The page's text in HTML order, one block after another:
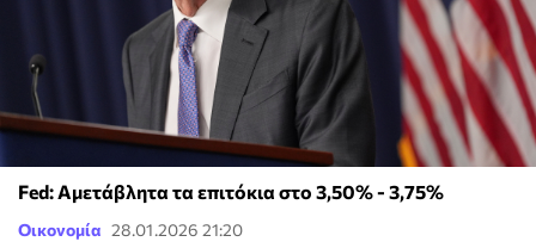
Fed: Αμετάβλητα τα επιτόκια στο 3,50% - 3,75%
Οικονομία 28.01.2026 21:20